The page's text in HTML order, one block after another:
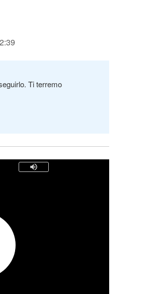
Ti terremo